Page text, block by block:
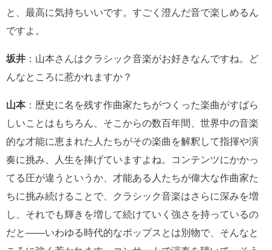
と、最高に気持ちいいです。すごく澄んだ音で楽しめるん
ですよ。
坂井 ：山本さんはクラシック音楽がお好きなんですね。ど
んなところに惹かれますか？
山本：歴史に名を残す作曲家たちがつくった楽曲がすばら
しいことはもちろん、そこからの数百年間、世界中の音楽
的な才能に恵まれた人たちがその楽曲を解釈して指揮や演
奏に挑み、人生を捧げていますよね。コンテンツにかかっ
てる圧が違うというか、才能ある人たちが偉大な作曲家た
ちに挑み続けることで、クラシック音楽はさらに深みを増
し、それでも輝きを増して続けていく強さを持っているの
だと――いわゆる時代的なポップスとは別物で、そんなと